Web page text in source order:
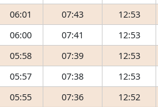
06:01 07:43 12:53
06:00 07:41 12:53
05:58 07:39 12:53
05:57 07:38 12:53
05:55 07:36 12:52